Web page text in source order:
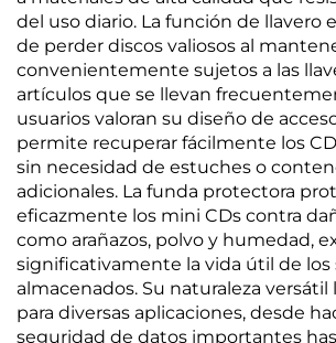
del uso diario. La función de llavero
de perder discos valiosos al
convenientemente sujetos a las
artículos que se llevan
usuarios valoran su diseño de
permite recuperar fácilmente los
sin necesidad de estuches o
adicionales. La funda protectora
eficazmente los mini CDs contra
como arañazos, polvo y humedad,
significativamente la vida útil de los
almacenados. Su naturaleza versátil
para diversas aplicaciones, desde
seguridad de datos importantes